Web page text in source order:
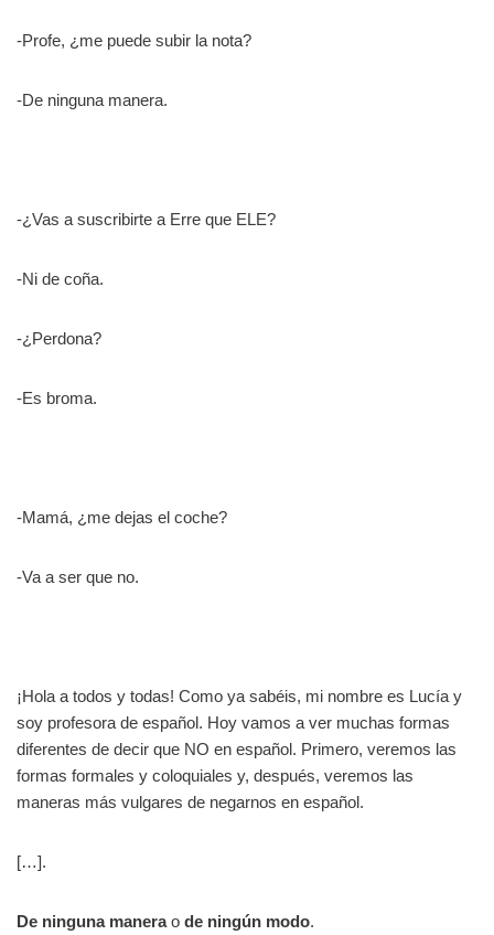
-Profe, ¿me puede subir la nota?
-De ninguna manera.
-¿Vas a suscribirte a Erre que ELE?
-Ni de coña.
-¿Perdona?
-Es broma.
-Mamá, ¿me dejas el coche?
-Va a ser que no.
¡Hola a todos y todas! Como ya sabéis, mi nombre es Lucía y
soy profesora de español. Hoy vamos a ver muchas formas
diferentes de decir que NO en español. Primero, veremos las
formas formales y coloquiales y, después, veremos las
maneras más vulgares de negarnos en español.
[…].
De ninguna manerao de ningún modo.